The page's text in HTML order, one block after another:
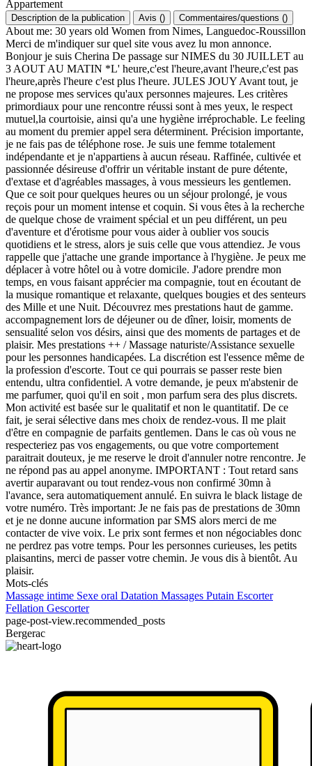
Appartement
Description de la publication Avis () Commentaires/questions ()
About me: 30 years old Women from Nimes, Languedoc-Roussillon
Merci de m'indiquer sur quel site vous avez lu mon annonce.
Bonjour je suis Cherina De passage sur NIMES du 30 JUILLET au
3 AOUT AU MATIN *L' heure,c'est l'heure,avant l'heure,c'est pas
l'heure,après l'heure c'est plus l'heure. JULES JOUY Avant tout, je
ne propose mes services qu'aux personnes majeures. Les critères
primordiaux pour une rencontre réussi sont à mes yeux, le respect
mutuel,la courtoisie, ainsi qu'a une hygiène irréprochable. Le feeling
au moment du premier appel sera déterminent. Précision importante,
je ne fais pas de téléphone rose. Je suis une femme totalement
indépendante et je n'appartiens à aucun réseau. Raffinée, cultivée et
passionnée désireuse d'offrir un véritable instant de pure détente,
d'extase et d'agréables massages, à vous messieurs les gentlemen.
Que ce soit pour quelques heures ou un séjour prolongé, je vous
reçois pour un moment intense et coquin. Si vous êtes à la recherche
de quelque chose de vraiment spécial et un peu différent, un peu
d'aventure et d'érotisme pour vous aider à oublier vos soucis
quotidiens et le stress, alors je suis celle que vous attendiez. Je vous
rappelle que j'attache une grande importance à l'hygiène. Je peux me
déplacer à votre hôtel ou à votre domicile. J'adore prendre mon
temps, en vous faisant apprécier ma compagnie, tout en écoutant de
la musique romantique et relaxante, quelques bougies et des senteurs
des Mille et une Nuit. Découvrez mes prestations haut de gamme.
accompagnement lors de déjeuner ou de dîner, loisir, moments de
sensualité selon vos désirs, ainsi que des moments de partages et de
plaisir. Mes prestations ++ / Massage naturiste/Assistance sexuelle
pour les personnes handicapées. La discrétion est l'essence même de
la profession d'escorte. Tout ce qui pourrais se passer reste bien
entendu, ultra confidentiel. A votre demande, je peux m'abstenir de
me parfumer, quoi qu'il en soit , mon parfum sera des plus discrets.
Mon activité est basée sur le qualitatif et non le quantitatif. De ce
fait, je serai sélective dans mes choix de rendez-vous. Il me plait
d'être en compagnie de parfaits gentlemen. Dans le cas où vous ne
respecteriez pas vos engagements, ou que votre comportement
paraitrait douteux, je me reserve le droit d'annuler notre rencontre. Je
ne répond pas au appel anonyme. IMPORTANT : Tout retard sans
avertir auparavant ou tout rendez-vous non confirmé 30mn à
l'avance, sera automatiquement annulé. En suivra le black listage de
votre numéro. Très important: Je ne fais pas de prestations de 30mn
et je ne donne aucune information par SMS alors merci de me
contacter de vive voix. Le prix sont fermes et non négociables donc
ne perdrez pas votre temps. Pour les personnes curieuses, les petits
plaisantins, merci de passer votre chemin. Je vous dis à bientôt. Au
plaisir.
Mots-clés
Massage intime Sexe oral Datation Massages Putain Escorter
Fellation Gescorter
page-post-view.recommended_posts
Bergerac